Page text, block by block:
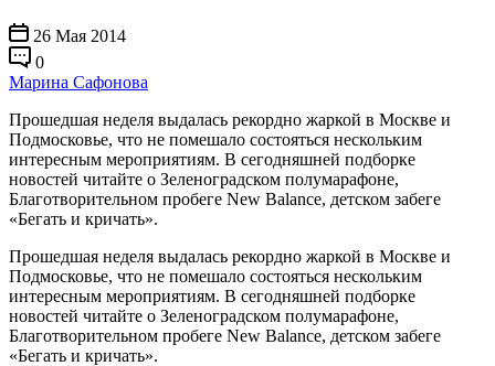
26 Мая 2014
0
Марина Сафонова
Прошедшая неделя выдалась рекордно жаркой в Москве и
Подмосковье, что не помешало состояться нескольким
интересным мероприятиям. В сегодняшней подборке
новостей читайте о Зеленоградском полумарафоне,
Благотворительном пробеге New Balance, детском забеге
«Бегать и кричать».
Прошедшая неделя выдалась рекордно жаркой в Москве и
Подмосковье, что не помешало состояться нескольким
интересным мероприятиям. В сегодняшней подборке
новостей читайте о Зеленоградском полумарафоне,
Благотворительном пробеге New Balance, детском забеге
«Бегать и кричать».